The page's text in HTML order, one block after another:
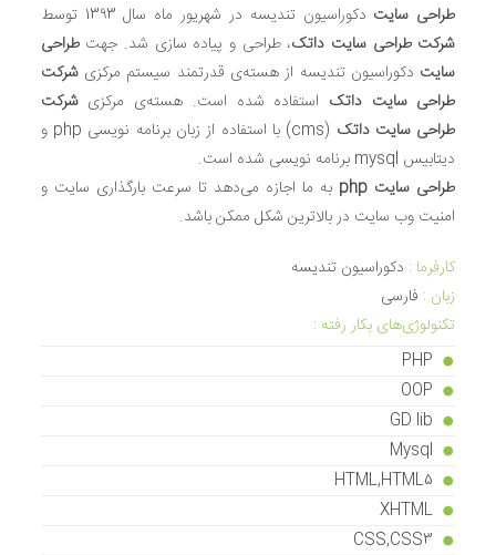
طراحی سایت دکوراسیون تندیسه در شهریور ماه سال 1393 توسط
شرکت طراحی سایت داتک، طراحی و پیاده سازی شد. جهتطراحی
سایت دکوراسیون تندیسه از هسته‌ی قدرتمند سیستم مرکزیشرکت
طراحی سایت داتک استفاده شده است. هسته‌ی مرکزیشرکت
طراحی سایت داتک
(cms) با استفاده از زبان برنامه نویسی php و
دیتابیس mysql برنامه نویسی شده است.
طراحی سایت php
به ما اجازه می‌دهد تا سرعت بارگذاری سایت و
امنیت وب سایت در بالاترین شکل ممکن باشد.
کارفرما : دکوراسیون تندیسه
زبان‌ : فارسی
تکنولوژی‌های بکار رفته :
PHP
OOP
GD lib
Mysql
HTML,HTML5
XHTML
CSS,CSS3